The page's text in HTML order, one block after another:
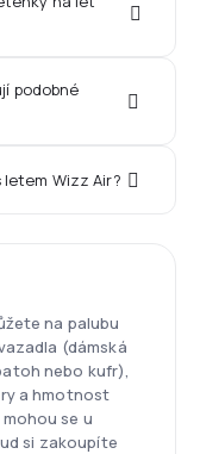
podobné
Wizz Air?
na palubu
(dámská
nebo kufr),
a hmotnost
se u
si zakoupíte